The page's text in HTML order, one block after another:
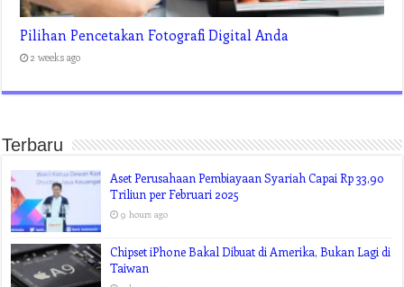
Pilihan Pencetakan Fotografi Digital Anda
2 weeks ago
Terbaru
Aset Perusahaan Pembiayaan Syariah Capai Rp 33,90
Triliun per Februari 2025
9 hours ago
Chipset iPhone Bakal Dibuat di Amerika, Bukan Lagi di
Taiwan